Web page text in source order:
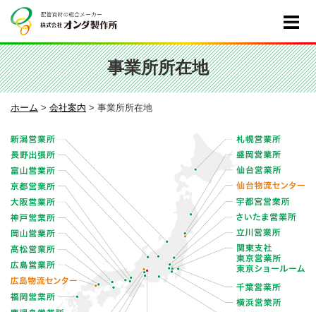
事業所所在地
ホーム > 会社案内 > 事業所所在地